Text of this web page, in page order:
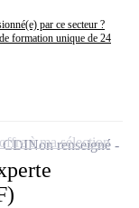
par ce secteur ?
formation unique de 24
CDINon renseigné
à ma sélection